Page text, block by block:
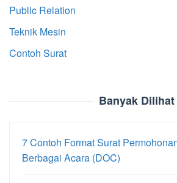
Public Relation
Teknik Mesin
Contoh Surat
Banyak Dilihat
7 Contoh Format Surat
Berbagai Acara (DOC)